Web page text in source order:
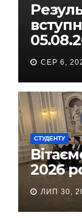
СЕР 6,
СТУДЕНТУ
2026
ЛИП 30,